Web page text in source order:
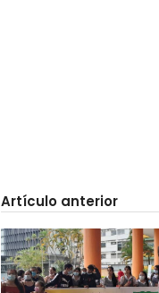
Artículo anterior